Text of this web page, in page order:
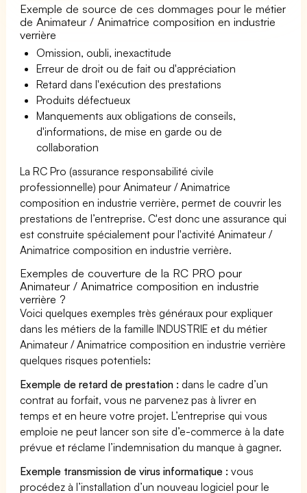
Exemple de source de ces dommages pour le métier
de Animateur / Animatrice composition en industrie
verrière
Omission, oubli, inexactitude
Erreur de droit ou de fait ou d'appréciation
Retard dans l'exécution des prestations
Produits défectueux
Manquements aux obligations de conseils,
d'informations, de mise en garde ou de
collaboration
La RC Pro (assurance responsabilité civile
professionnelle) pour Animateur / Animatrice
composition en industrie verrière, permet de couvrir les
prestations de l’entreprise. C'est donc une assurance qui
est construite spécialement pour l'activité Animateur /
Animatrice composition en industrie verrière.
Exemples de couverture de la RC PRO pour
Animateur / Animatrice composition en industrie
verrière ?
Voici quelques exemples très généraux pour expliquer
dans les métiers de la famille INDUSTRIE et du métier
Animateur / Animatrice composition en industrie verrière
quelques risques potentiels:
Exemple de retard de prestation : dans le cadre d’un
contrat au forfait, vous ne parvenez pas à livrer en
temps et en heure votre projet. L’entreprise qui vous
emploie ne peut lancer son site d’e-commerce à la date
prévue et réclame l’indemnisation du manque à gagner.
Exemple transmission de virus informatique : vous
procédez à l’installation d’un nouveau logiciel pour le